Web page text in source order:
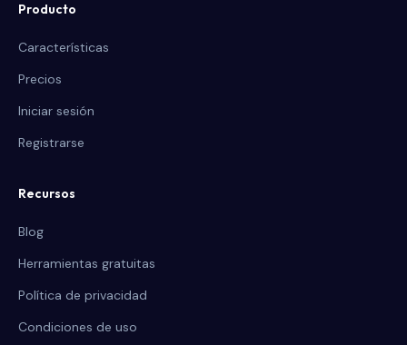
Producto
Características
Precios
Iniciar sesión
Registrarse
Recursos
Blog
Herramientas gratuitas
Política de privacidad
Condiciones de uso